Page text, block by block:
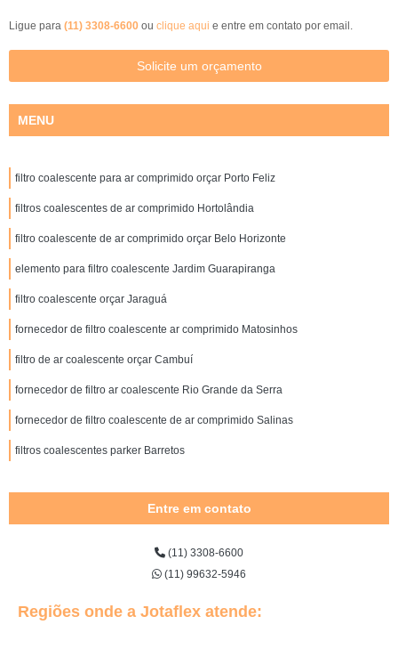
Ligue para (11) 3308-6600 ou clique aqui e entre em contato por email.
Solicite um orçamento
MENU
filtro coalescente para ar comprimido orçar Porto Feliz
filtros coalescentes de ar comprimido Hortolândia
filtro coalescente de ar comprimido orçar Belo Horizonte
elemento para filtro coalescente Jardim Guarapiranga
filtro coalescente orçar Jaraguá
fornecedor de filtro coalescente ar comprimido Matosinhos
filtro de ar coalescente orçar Cambuí
fornecedor de filtro ar coalescente Rio Grande da Serra
fornecedor de filtro coalescente de ar comprimido Salinas
filtros coalescentes parker Barretos
Entre em contato
(11) 3308-6600
(11) 99632-5946
Regiões onde a Jotaflex atende: